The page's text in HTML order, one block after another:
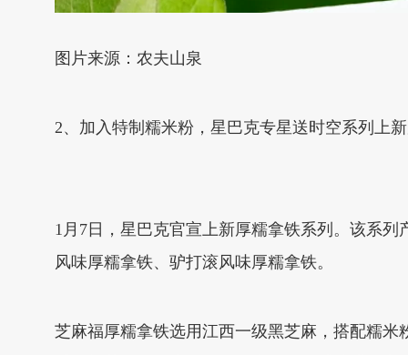
图片来源：农夫山泉
2、加入特制糯米粉，星巴克专星送时空系列上
1月7日，星巴克官宣上新厚糯拿铁系列。该系
风味厚糯拿铁、驴打滚风味厚糯拿铁。
芝麻福厚糯拿铁选用江西一级黑芝麻，搭配糯